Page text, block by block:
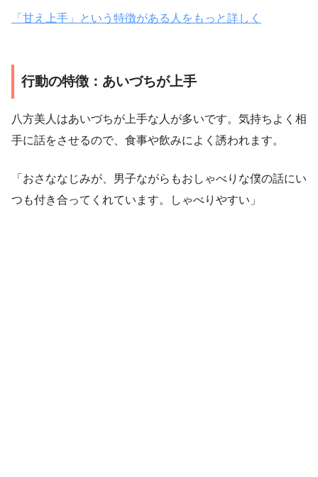
「甘え上手」という特徴がある人をもっと詳しく
行動の特徴：あいづちが上手
八方美人はあいづちが上手な人が多いです。気持ちよく相
手に話をさせるので、食事や飲みによく誘われます。
「おさななじみが、男子ながらもおしゃべりな僕の話にい
つも付き合ってくれています。しゃべりやすい」